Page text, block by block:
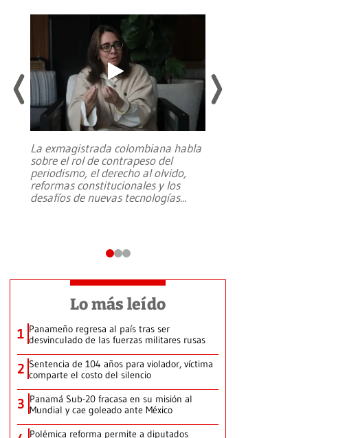
La exmagistrada colombiana habla
sobre el rol de contrapeso del
periodismo, el derecho al olvido,
reformas constitucionales y los
desafíos de nuevas tecnologías...
Lo más leído
1 Panameño regresa al país tras ser
desvinculado de las fuerzas militares rusas
2 Sentencia de 104 años para violador, víctima
comparte el costo del silencio
3 Panamá Sub-20 fracasa en su misión al
Mundial y cae goleado ante México
Polémica reforma permite a diputados